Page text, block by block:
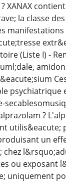
? XANAX
la classe
(Liste I) -
?
un
chez
ou exposant
uniquement